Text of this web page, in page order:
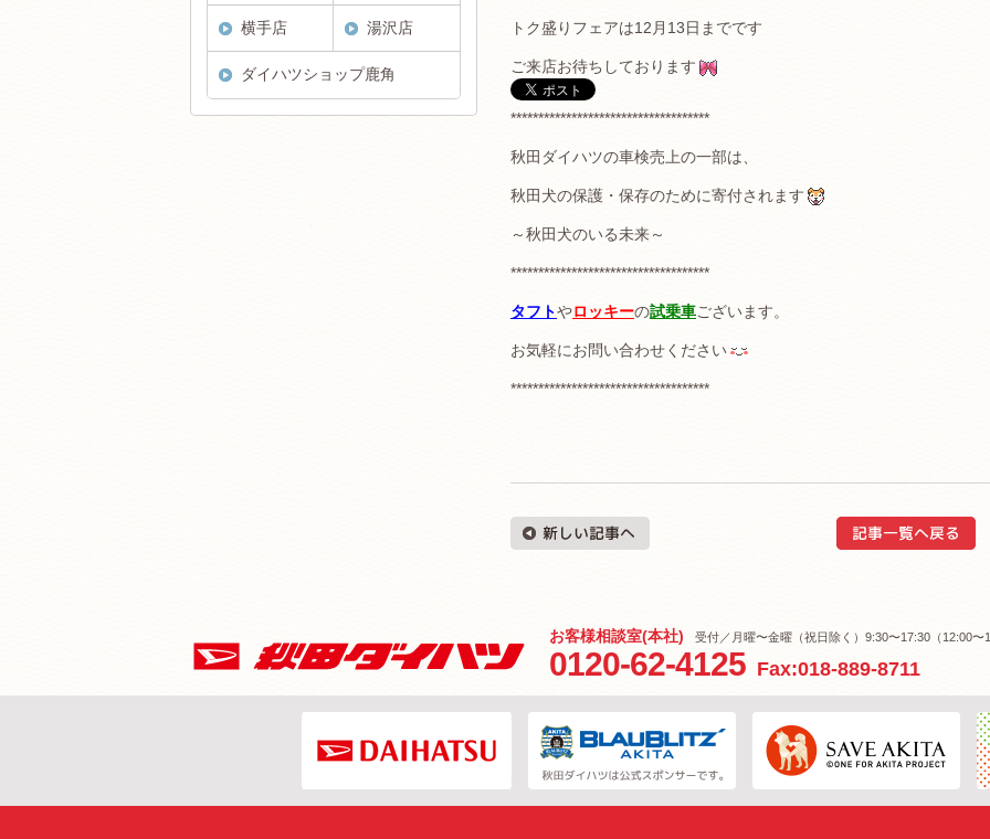
トク盛りフェアは12月13日までです
ご来店お待ちしております
************************************
秋田ダイハツの車検売上の一部は、
秋田犬の保護・保存のために寄付されます
～秋田犬のいる未来～
************************************
タフトやロッキーの試乗車ございます。
お気軽にお問い合わせください
************************************
横手店 湯沢店
ダイハツショップ鹿角
お客様相談室(本社) 受付／月曜〜金曜（祝日除く）9:30〜17:30（12:00〜
0120-62-4125 Fax:018-889-8711